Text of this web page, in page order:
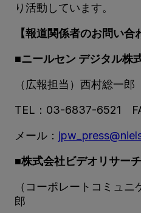
り活動しています。
【報道関係者のお問い合
■ニールセン デジタル株
（広報担当）西村総一郎
TEL：03-6837-6521
メール：
■株式会社ビデオリサーチ
（コーポレートコミュ
郎